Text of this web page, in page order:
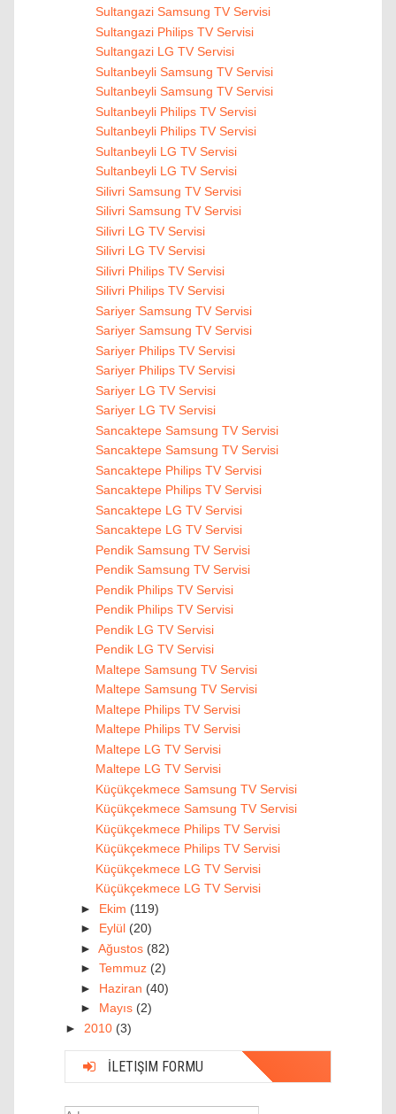
Sultangazi Samsung TV Servisi
Sultangazi Philips TV Servisi
Sultangazi LG TV Servisi
Sultanbeyli Samsung TV Servisi
Sultanbeyli Samsung TV Servisi
Sultanbeyli Philips TV Servisi
Sultanbeyli Philips TV Servisi
Sultanbeyli LG TV Servisi
Sultanbeyli LG TV Servisi
Silivri Samsung TV Servisi
Silivri Samsung TV Servisi
Silivri LG TV Servisi
Silivri LG TV Servisi
Silivri Philips TV Servisi
Silivri Philips TV Servisi
Sariyer Samsung TV Servisi
Sariyer Samsung TV Servisi
Sariyer Philips TV Servisi
Sariyer Philips TV Servisi
Sariyer LG TV Servisi
Sariyer LG TV Servisi
Sancaktepe Samsung TV Servisi
Sancaktepe Samsung TV Servisi
Sancaktepe Philips TV Servisi
Sancaktepe Philips TV Servisi
Sancaktepe LG TV Servisi
Sancaktepe LG TV Servisi
Pendik Samsung TV Servisi
Pendik Samsung TV Servisi
Pendik Philips TV Servisi
Pendik Philips TV Servisi
Pendik LG TV Servisi
Pendik LG TV Servisi
Maltepe Samsung TV Servisi
Maltepe Samsung TV Servisi
Maltepe Philips TV Servisi
Maltepe Philips TV Servisi
Maltepe LG TV Servisi
Maltepe LG TV Servisi
Küçükçekmece Samsung TV Servisi
Küçükçekmece Samsung TV Servisi
Küçükçekmece Philips TV Servisi
Küçükçekmece Philips TV Servisi
Küçükçekmece LG TV Servisi
Küçükçekmece LG TV Servisi
► Ekim (119)
► Eylül (20)
► Ağustos (82)
► Temmuz (2)
► Haziran (40)
► Mayıs (2)
► 2010 (3)
İLETIŞIM FORMU